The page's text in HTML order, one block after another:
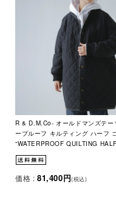
R & D.M.Co- オールドマンズテー
ープルーフ キルティング ハーフ
“WATERPROOF QUILTING
価格 : 81,400円(税込)